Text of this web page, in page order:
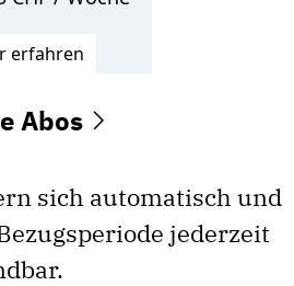
erfahren
Abos
sich automatisch und
jederzeit